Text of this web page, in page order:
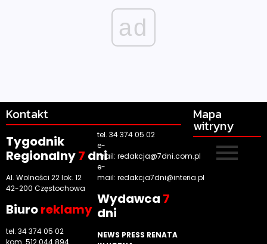
ad
Kontakt
Tygodnik
Regionalny7 dni
Al. Wolności 22 lok. 12
42-200 Częstochowa
Biuroreklamy
tel. 34 374 05 02
kom. 512 044 894
tel. 34 374 05 02
e-
mail: redakcja@7dni.com.pl
e-
mail: redakcja7dni@interia.pl
Wydawca 7
dni
NEWS PRESS RENATA
Mapa
witryny